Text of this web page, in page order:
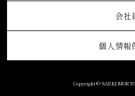
会社
個人情報
Copyright © SAEKI